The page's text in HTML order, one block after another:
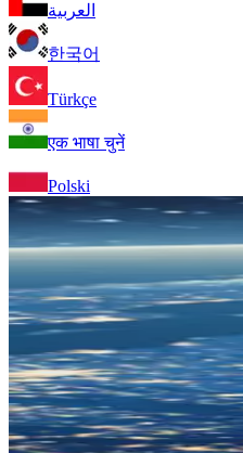
العربية
한국어
Türkçe
एक भाषा चुनें
Polski